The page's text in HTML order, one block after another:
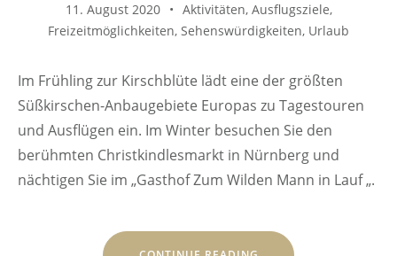
11. August 2020 Aktivitäten, Ausflugsziele,
Freizeitmöglichkeiten, Sehenswürdigkeiten, Urlaub
Im Frühling zur Kirschblüte lädt eine der größten
Süßkirschen-Anbaugebiete Europas zu Tagestouren
und Ausflügen ein. Im Winter besuchen Sie den
berühmten Christkindlesmarkt in Nürnberg und
nächtigen Sie im „Gasthof Zum Wilden Mann in Lauf „.